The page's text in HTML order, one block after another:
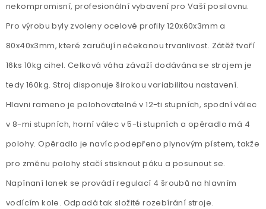
nekompromisní, profesionální vybavení pro Vaší posilovnu.
Pro výrobu byly zvoleny ocelové profily 120x60x3mm a
80x40x3mm, které zaručují nečekanou trvanlivost. Zátěž tvoří
16ks 10kg cihel. Celková váha závaží dodávána se strojem je
tedy 160kg. Stroj disponuje širokou variabilitou nastavení.
Hlavni rameno je polohovatelné v 12-ti stupních, spodní válec
v 8-mi stupních, horní válec v 5-ti stupních a opěradlo má 4
polohy. Opěradlo je navíc podepřeno plynovým pístem, takže
pro změnu polohy stačí stisknout páku a posunout se.
Napínaní lanek se provádí regulací 4 šroubů na hlavním
vodícím kole. Odpadá tak složité rozebírání stroje.